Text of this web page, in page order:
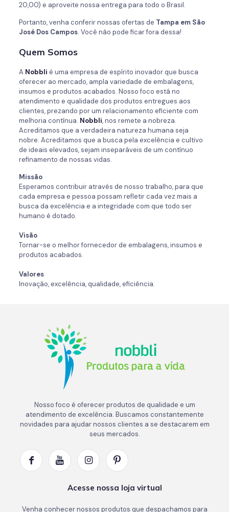
20,00) e aproveite nossa entrega para todo o Brasil.
Portanto, venha conferir nossas ofertas de Tampa em São
José Dos Campos. Você não pode ficar fora dessa!
Quem Somos
A Nobbli é uma empresa de espírito inovador que busca
oferecer ao mercado, ampla variedade de embalagens,
insumos e produtos acabados. Nosso foco está no
atendimento e qualidade dos produtos entregues aos
clientes, prezando por um relacionamento eficiente com
melhoria contínua. Nobbli, nos remete a nobreza.
Acreditamos que a verdadeira natureza humana seja
nobre. Acreditamos que a busca pela excelência e cultivo
de ideais elevados, sejam inseparáveis de um contínuo
refinamento de nossas vidas.
Missão
Esperamos contribuir através de nosso trabalho, para que
cada empresa e pessoa possam refletir cada vez mais a
busca da excelência e a integridade com que todo ser
humano é dotado.
Visão
Tornar-se o melhor fornecedor de embalagens, insumos e
produtos acabados.
Valores
Inovação, excelência, qualidade, eficiência.
Nosso foco é oferecer produtos de qualidade e um
atendimento de excelência. Buscamos constantemente
novidades para ajudar nossos clientes a se destacarem em
seus mercados.
Acesse nossa loja virtual
Venha conhecer nossos produtos que despachamos para